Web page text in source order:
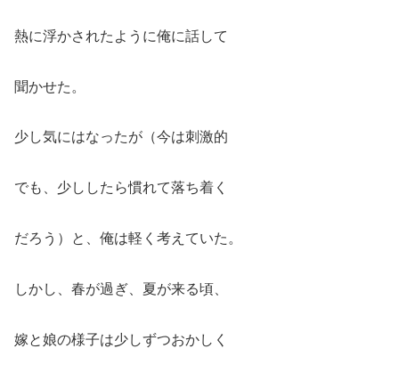
熱に浮かされたように俺に話して
聞かせた。
少し気にはなったが（今は刺激的
でも、少ししたら慣れて落ち着く
だろう）と、俺は軽く考えていた。
しかし、春が過ぎ、夏が来る頃、
嫁と娘の様子は少しずつおかしく